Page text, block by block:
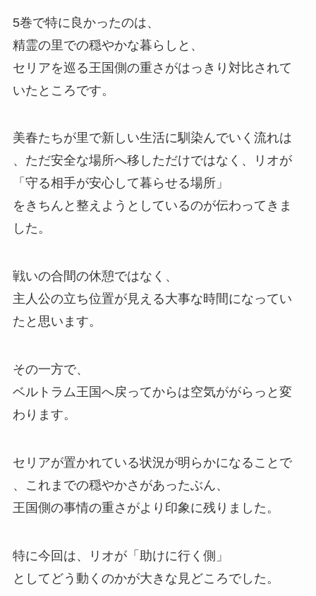
5巻で特に良かったのは、
精霊の里での穏やかな暮らしと、
セリアを巡る王国側の重さがはっきり対比されて
いたところです。
美春たちが里で新しい生活に馴染んでいく流れは
、 ただ安全な場所へ移しただけではなく、
リオが
「守る相手が安心して暮らせる場所」
をきちんと整えようとしているのが伝わってきま
した。
戦いの合間の休憩ではなく、
主人公の立ち位置が見える大事な時間になってい
たと思います。
その一方で、
ベルトラム王国へ戻ってからは空気ががらっと変
わります。
セリアが置かれている状況が明らかになることで
、
これまでの穏やかさがあったぶん、
王国側の事情の重さがより印象に残りました。
特に今回は、
リオが「助けに行く側」
としてどう動くのかが大きな見どころでした。